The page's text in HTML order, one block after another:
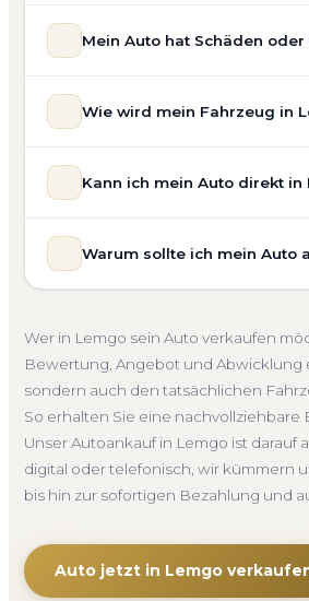
Mein Auto hat Schäden
allgemeinem
Unfallwagen Lemgo
Wie wird mein Fahrzeug in
Marke, Modell, Baujahr,
Kostenlose Bewertung
Kann ich mein Auto direkt
— egal ob zu Hause, am
Warum sollte ich mein Auto
ein verbindliches Angebot
4.800 zufriedene Kunden
Seit 2010 4.800+ Ankäufe
Wer in Lemgo sein Auto verkaufen
Bewertung, Angebot und Abwicklung
sondern auch den tatsächlichen
So erhalten Sie eine nachvollziehbare
Unser Autoankauf in Lemgo ist
digital oder telefonisch, wir kümmern
bis hin zur sofortigen Bezahlung und
Auto jetzt in Lemgo